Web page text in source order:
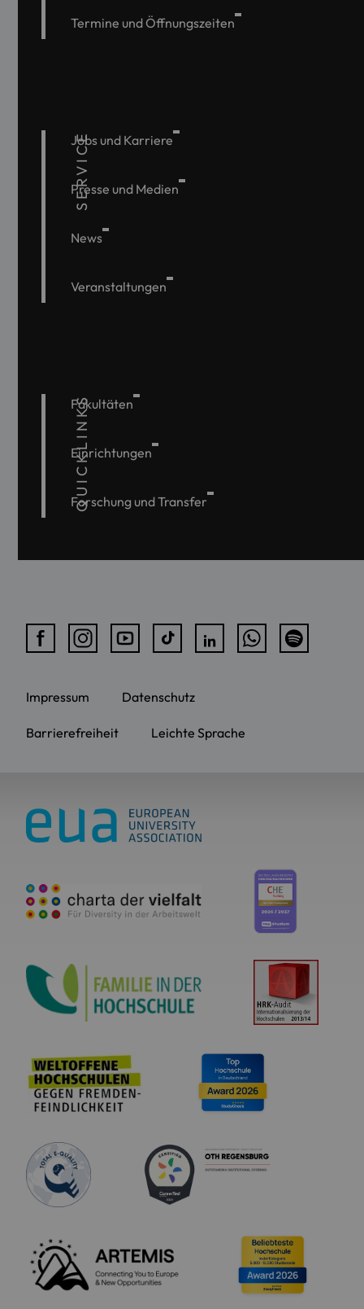
Termine und Öffnungszeiten
SERVICE
Jobs und Karriere
Presse und Medien
News
Veranstaltungen
QUICKLINKS
Fakultäten
Einrichtungen
Forschung und Transfer
Impressum Datenschutz
Barrierefreiheit Leichte Sprache